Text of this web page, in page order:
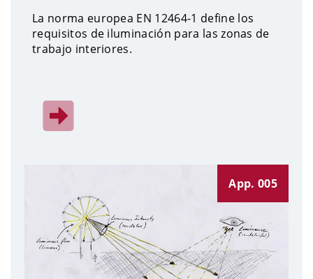
La norma europea EN 12464-1 define los
requisitos de iluminación para las zonas de
trabajo interiores.
App. 005